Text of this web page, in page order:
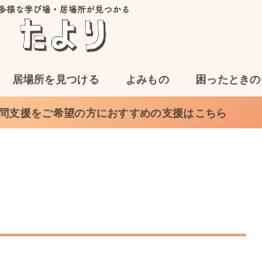
居場所を見つける よみもの 困ったとき
支援をご希望の方におすすめの支援はこちら